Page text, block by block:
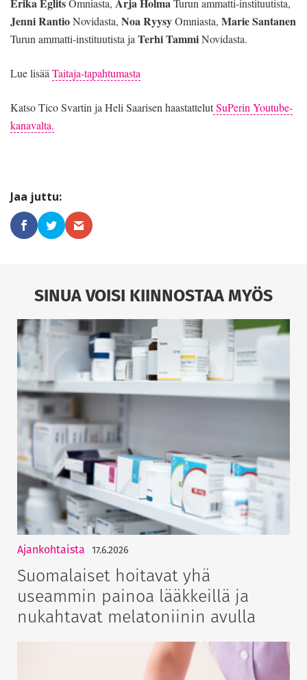
Jenni RantioNovidasta, Noa RyysyOmniasta, Marie Santanen
Turun ammatti-instituutista ja Terhi TammiNovidasta.
Lue lisää Taitaja-tapahtumasta
Katso Tico Svartin ja Heli Saarisen haastattelutSuPerin Youtube-
kanavalta.
SINUA VOISI KIINNOSTAA MYÖS
Ajankohtaista 17.6.2026
Suomalaiset hoitavat yhä
useammin painoa lääkkeillä ja
nukahtavat melatoniinin avulla